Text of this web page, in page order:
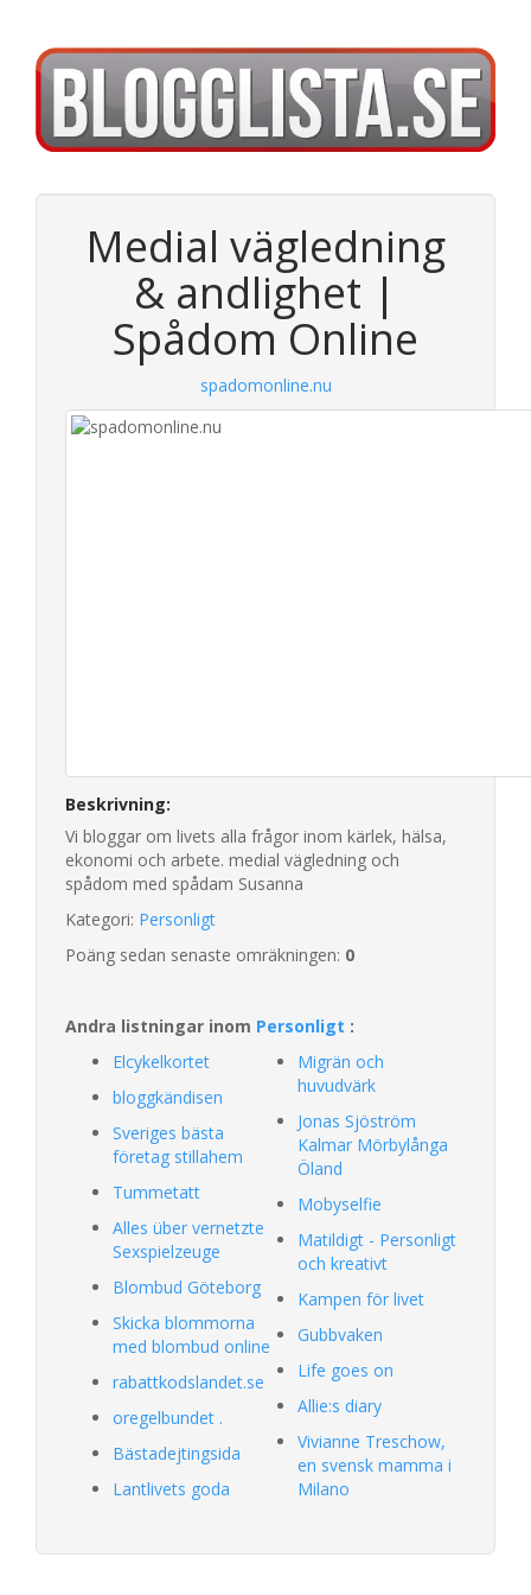
Medial vägledning
& andlighet |
Spådom Online
spadomonline.nu
Beskrivning:
Vi bloggar om livets alla frågor inom kärlek, hälsa,
ekonomi och arbete. medial vägledning och
spådom med spådam Susanna
Kategori: Personligt
Poäng sedan senaste omräkningen: 0
Andra listningar inom Personligt :
Elcykelkortet
bloggkändisen
Sveriges bästa
företag stillahem
Tummetatt
Alles über vernetzte
Sexspielzeuge
Blombud Göteborg
Skicka blommorna
med blombud online
rabattkodslandet.se
oregelbundet .
Bästadejtingsida
Lantlivets goda
Migrän och
huvudvärk
Jonas Sjöström
Kalmar Mörbylånga
Öland
Mobyselfie
Matildigt - Personligt
och kreativt
Kampen för livet
Gubbvaken
Life goes on
Allie:s diary
Vivianne Treschow,
en svensk mamma i
Milano